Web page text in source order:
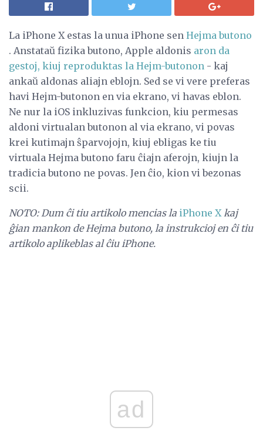
La iPhone X estas la unua iPhone sen Hejma butono
. Anstataŭ fizika butono, Apple aldonis aron da
gestoj, kiuj reproduktas la Hejm-butonon - kaj
ankaŭ aldonas aliajn eblojn. Sed se vi vere preferas
havi Hejm-butonon en via ekrano, vi havas eblon.
Ne nur la iOS inkluzivas funkcion, kiu permesas
aldoni virtualan butonon al via ekrano, vi povas
krei kutimajn ŝparvojojn, kiuj ebligas ke tiu
virtuala Hejma butono faru ĉiajn aferojn, kiujn la
tradicia butono ne povas. Jen ĉio, kion vi bezonas
scii.
NOTO: Dum ĉi tiu artikolo mencias la iPhone X kaj
ĝian mankon de Hejma butono, la instrukcioj en ĉi tiu
artikolo aplikeblas al ĉiu iPhone.
ad